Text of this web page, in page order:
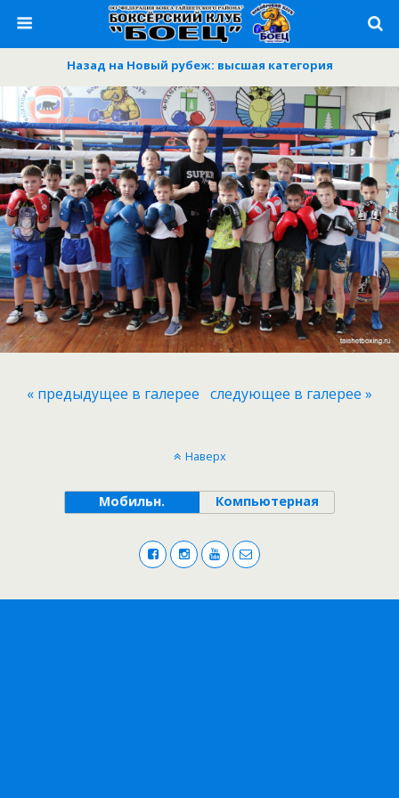
Назад на Новый рубеж: высшая категория
« предыдущее в галерее следующее в галерее »
Наверх
Мобильн. Компьютерная